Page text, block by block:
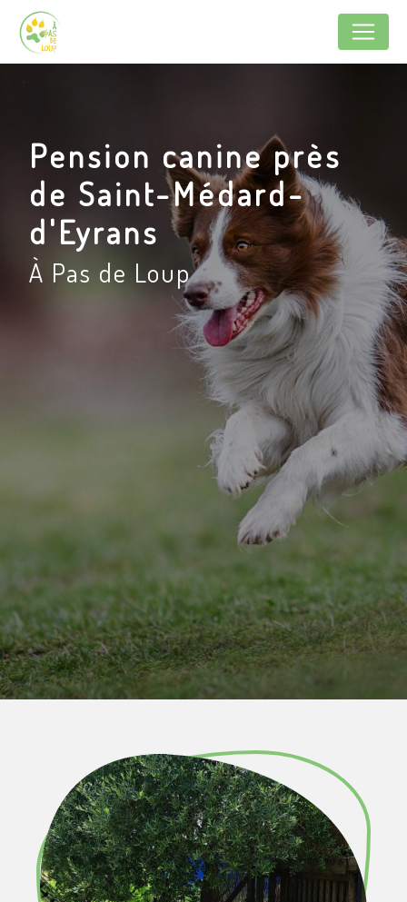
Pension canine près
de Saint-Médard-
d'Eyrans
À Pas de Loup
Panneau de gestion des cookies